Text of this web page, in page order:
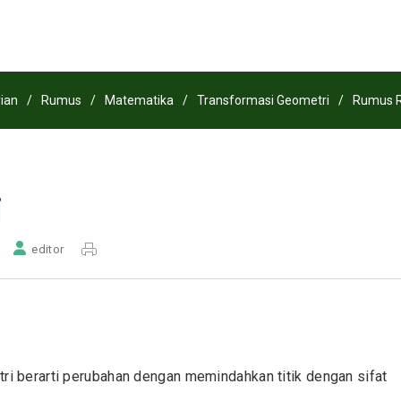
/ Rumus / Matematika / Transformasi Geometri / Rumus
editor
berarti perubahan dengan memindahkan titik dengan sifat